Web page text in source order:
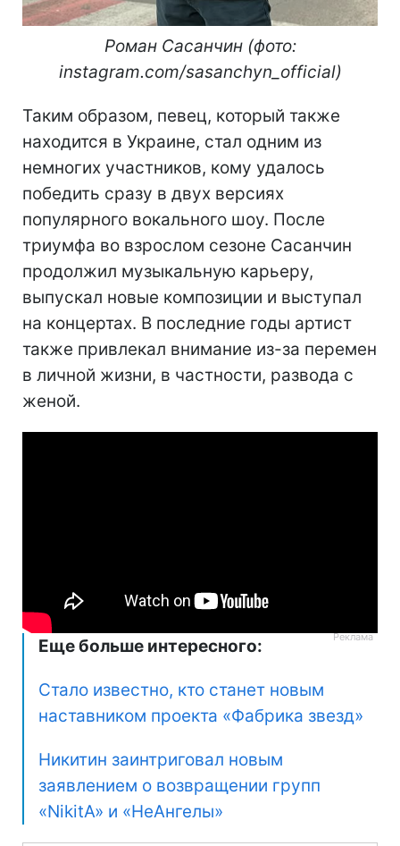
Роман Сасанчин (фото:
instagram.com/sasanchyn_official)
Таким образом, певец, который также
находится в Украине, стал одним из
немногих участников, кому удалось
победить сразу в двух версиях
популярного вокального шоу. После
триумфа во взрослом сезоне Сасанчин
продолжил музыкальную карьеру,
выпускал новые композиции и выступал
на концертах. В последние годы артист
также привлекал внимание из-за перемен
в личной жизни, в частности, развода с
женой.
Еще больше интересного:
Стало известно, кто станет новым
наставником проекта «Фабрика звезд»
Никитин заинтриговал новым
заявлением о возвращении групп
«NikitA» и «НеАнгелы»